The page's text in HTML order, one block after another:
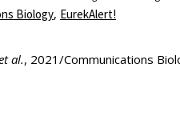
Biology, EurekAlert!
al., 2021/Communications